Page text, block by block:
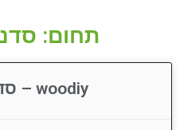
תחום:
woodiy – סדנאות נגרות